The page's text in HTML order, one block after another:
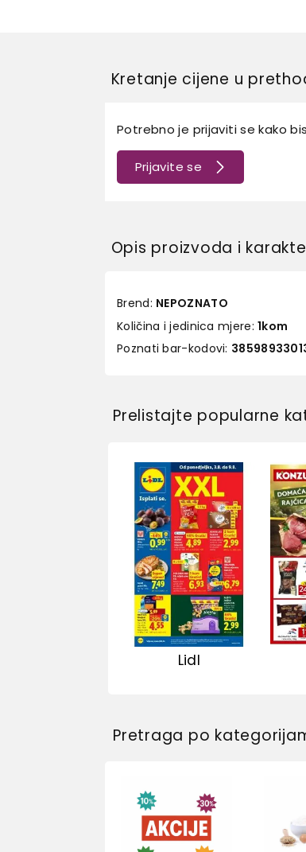
Kretanje cijene u
Potrebno je prijaviti se kako
Prijavite se
Opis proizvoda i
Brend: NEPOZNATO
Količina i jedinica mjere:1kom
Poznati bar-kodovi:
Prelistajte popularne
Lidl
Pretraga po